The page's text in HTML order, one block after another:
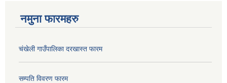
नमुना फारमहरु
चंखेली गाउँपालिका दरखास्त फारम
सम्पति विवरण फारम